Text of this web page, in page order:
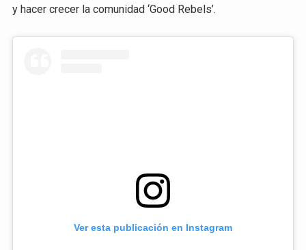
y hacer crecer la comunidad ‘Good Rebels’.
Ver esta publicación en Instagram